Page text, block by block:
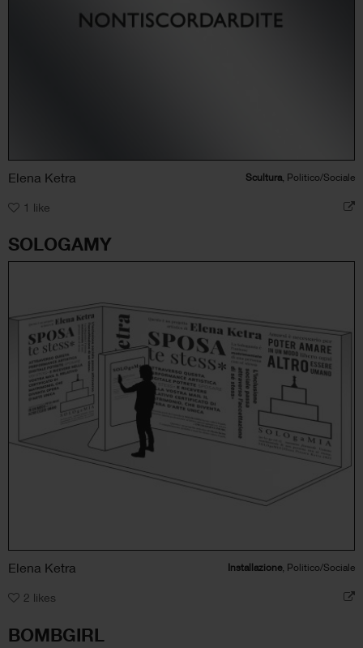
Elena Ketra Scultura , Politico/Sociale
1 like
SOLOGAMY
Elena Ketra Installazione, Politico/Sociale
2 likes
BOMBGIRL